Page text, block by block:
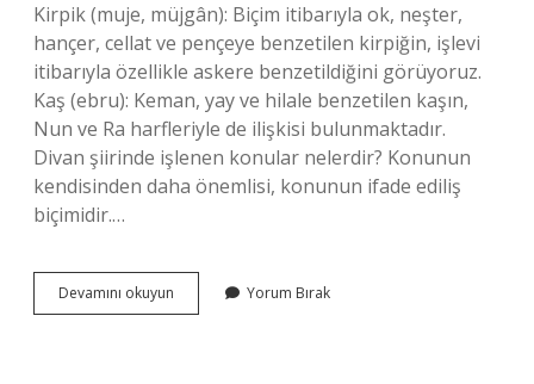
Kirpik (muje, müjgân): Biçim itibarıyla ok, neşter,
hançer, cellat ve pençeye benzetilen kirpiğin, işlevi
itibarıyla özellikle askere benzetildiğini görüyoruz.
Kaş (ebru): Keman, yay ve hilale benzetilen kaşın,
Nun ve Ra harfleriyle de ilişkisi bulunmaktadır.
Divan şiirinde işlenen konular nelerdir? Konunun
kendisinden daha önemlisi, konunun ifade ediliş
biçimidir.…
Devamını okuyun
Unsurlar
Yorum Bırak